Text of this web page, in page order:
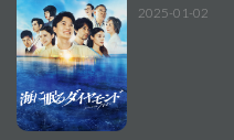
2025-01-02